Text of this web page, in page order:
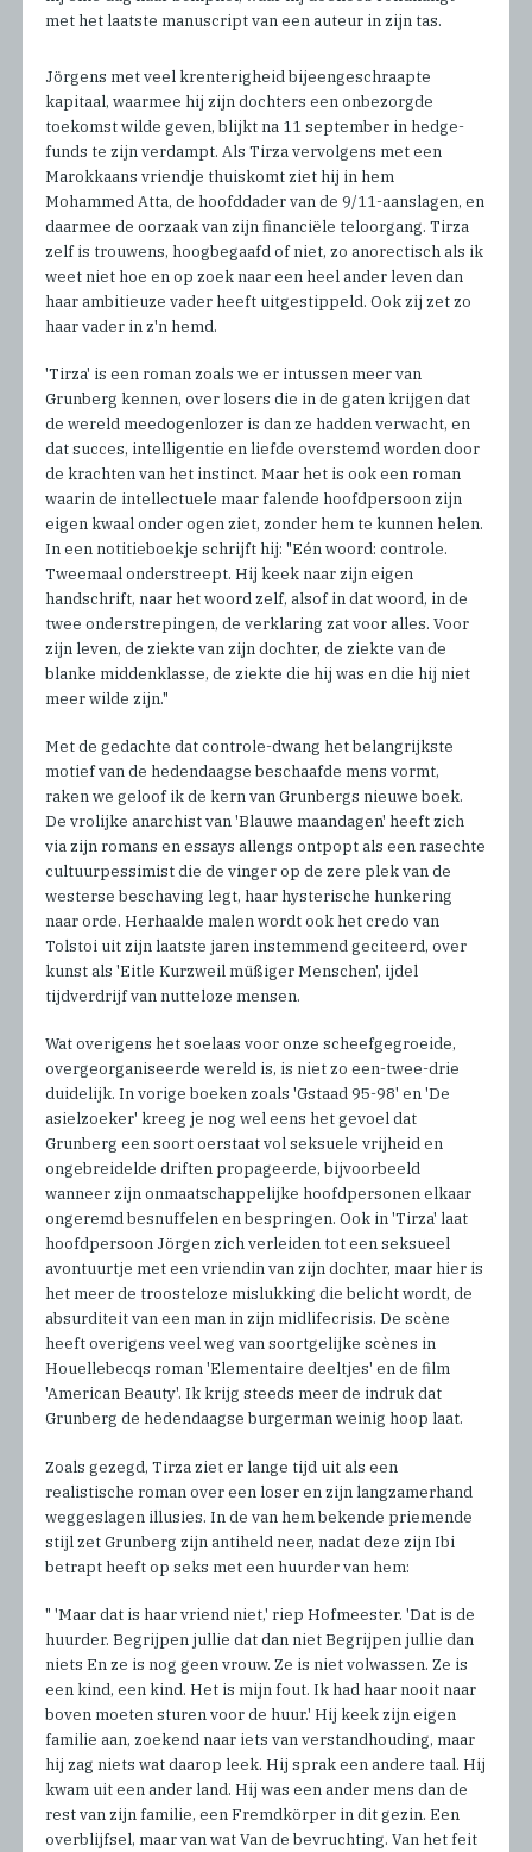
met het laatste manuscript van een auteur in zijn tas.
Jörgens met veel krenterigheid bijeengeschraapte
kapitaal, waarmee hij zijn dochters een onbezorgde
toekomst wilde geven, blijkt na 11 september in hedge-
funds te zijn verdampt. Als Tirza vervolgens met een
Marokkaans vriendje thuiskomt ziet hij in hem
Mohammed Atta, de hoofddader van de 9/11-aanslagen, en
daarmee de oorzaak van zijn financiële teloorgang. Tirza
zelf is trouwens, hoogbegaafd of niet, zo anorectisch als ik
weet niet hoe en op zoek naar een heel ander leven dan
haar ambitieuze vader heeft uitgestippeld. Ook zij zet zo
haar vader in z'n hemd.
'Tirza' is een roman zoals we er intussen meer van
Grunberg kennen, over losers die in de gaten krijgen dat
de wereld meedogenlozer is dan ze hadden verwacht, en
dat succes, intelligentie en liefde overstemd worden door
de krachten van het instinct. Maar het is ook een roman
waarin de intellectuele maar falende hoofdpersoon zijn
eigen kwaal onder ogen ziet, zonder hem te kunnen helen.
In een notitieboekje schrijft hij: "Eén woord: controle.
Tweemaal onderstreept. Hij keek naar zijn eigen
handschrift, naar het woord zelf, alsof in dat woord, in de
twee onderstrepingen, de verklaring zat voor alles. Voor
zijn leven, de ziekte van zijn dochter, de ziekte van de
blanke middenklasse, de ziekte die hij was en die hij niet
meer wilde zijn."
Met de gedachte dat controle-dwang het belangrijkste
motief van de hedendaagse beschaafde mens vormt,
raken we geloof ik de kern van Grunbergs nieuwe boek.
De vrolijke anarchist van 'Blauwe maandagen' heeft zich
via zijn romans en essays allengs ontpopt als een rasechte
cultuurpessimist die de vinger op de zere plek van de
westerse beschaving legt, haar hysterische hunkering
naar orde. Herhaalde malen wordt ook het credo van
Tolstoi uit zijn laatste jaren instemmend geciteerd, over
kunst als 'Eitle Kurzweil müßiger Menschen', ijdel
tijdverdrijf van nutteloze mensen.
Wat overigens het soelaas voor onze scheefgegroeide,
overgeorganiseerde wereld is, is niet zo een-twee-drie
duidelijk. In vorige boeken zoals 'Gstaad 95-98' en 'De
asielzoeker' kreeg je nog wel eens het gevoel dat
Grunberg een soort oerstaat vol seksuele vrijheid en
ongebreidelde driften propageerde, bijvoorbeeld
wanneer zijn onmaatschappelijke hoofdpersonen elkaar
ongeremd besnuffelen en bespringen. Ook in 'Tirza' laat
hoofdpersoon Jörgen zich verleiden tot een seksueel
avontuurtje met een vriendin van zijn dochter, maar hier is
het meer de troosteloze mislukking die belicht wordt, de
absurditeit van een man in zijn midlifecrisis. De scène
heeft overigens veel weg van soortgelijke scènes in
Houellebecqs roman 'Elementaire deeltjes' en de film
'American Beauty'. Ik krijg steeds meer de indruk dat
Grunberg de hedendaagse burgerman weinig hoop laat.
Zoals gezegd, Tirza ziet er lange tijd uit als een
realistische roman over een loser en zijn langzamerhand
weggeslagen illusies. In de van hem bekende priemende
stijl zet Grunberg zijn antiheld neer, nadat deze zijn Ibi
betrapt heeft op seks met een huurder van hem:
" 'Maar dat is haar vriend niet,' riep Hofmeester. 'Dat is de
huurder. Begrijpen jullie dat dan niet Begrijpen jullie dan
niets En ze is nog geen vrouw. Ze is niet volwassen. Ze is
een kind, een kind. Het is mijn fout. Ik had haar nooit naar
boven moeten sturen voor de huur.' Hij keek zijn eigen
familie aan, zoekend naar iets van verstandhouding, maar
hij zag niets wat daarop leek. Hij sprak een andere taal. Hij
kwam uit een ander land. Hij was een ander mens dan de
rest van zijn familie, een Fremdkörper in dit gezin. Een
overblijfsel, maar van wat Van de bevruchting. Van het feit